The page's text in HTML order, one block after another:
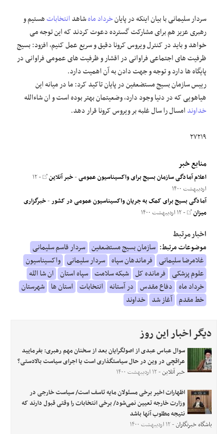
سردار سلیمانی با بیان اینکه در پایانخرداد ماهشاهدانتخاباتهستیم و
رهبری عزیز هم برای مشارکت گسترده دعوت کردند که این توجه می
خواهد و باید در کنترل ویروس کرونا دقیق و سریع عمل کنیم، افزود: بسیج
ظرفیت های اجتماعی فراوانی در اقشار و ظرفیت های عمومی فراوانی در
پایگاه ها دارد و توجه و جهت دادن به آن اهمیت دارد.
رییس سازمان بسیج مستضعفین در پایان تاکید کرد: ما در میانه این
هیاهویی که در دنیا وجود دارد، وضعیتمان بهتر بوده است و ان شاءالله
خداوندامسال را سال غلبه بر ویروس کرونا قرار دهد.
۲۷۲۱۹
منابع خبر
اعلام آمادگی سازمان بسیج برای واکسیناسیون عمومی-خبر آنلاین
- ۱۲
اردیبهشت ۱۴۰۰
آمادگی بسیج برای کمک به جریان واکسیناسیون عمومی در کشور-خبرگزاری
میزان - ۱۲ اردیبهشت ۱۴۰۰
اخبار مرتبط
موضوعات مرتبط: سازمان بسیج مستضعفین سردار قاسم سلیمانی
غلامرضا سلیمانی فرماندهان سپاه سردار سلیمانی واکسیناسیون
علوم پزشکی فرمانده کل شبکه سلامت سپاه استان ان شا الله
خرداد ماه دفاع مقدس در آستانه انتخابات استان ها شهرستان
خط مقدم آغاز شد خداوند
دیگر اخبار این روز
سوال عباس عبدی از اصولگرایان بعد از سخنان مهم رهبری: بفرمایید
عراقچی در وین در حال سیاستگذاری است یا اجرای سیاست بالادستی؟
خبر آنلاین- ۱۲ اردیبهشت ۱۴۰۰
اظهارات اخیر برخی مسئولان مایه تاسف است/ سیاست خارجی در
وزارت خارجه تعیین نمی‌شود/ برخی انتخابات را وقتی قبول دارند که
نتیجه مطلوب آنها باشد
باشگاه خبرنگاران- ۱۲ اردیبهشت ۱۴۰۰